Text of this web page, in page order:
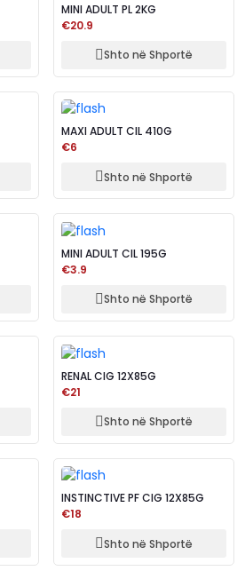
MINI ADULT PL 2KG
€20.9
Shto në Shportë
MAXI ADULT CIL 410G
€6
Shto në Shportë
MINI ADULT CIL 195G
€3.9
Shto në Shportë
RENAL CIG 12X85G
€21
Shto në Shportë
INSTINCTIVE PF CIG 12X85G
€18
Shto në Shportë